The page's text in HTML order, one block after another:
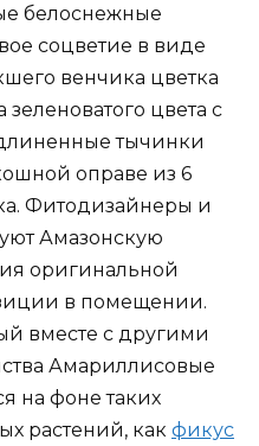
белоснежные
соцветие в виде
венчика цветка
цвета с
тычинки
оправе из 6
Фитодизайнеры и
Амазонскую
оригинальной
в помещении.
вместе с другими
Амариллисовые
на фоне таких
растений, как фикус